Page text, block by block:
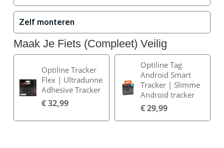
Zelf monteren
Maak Je Fiets (Compleet) Veilig
Optiline Tracker
Flex | Ultradunne
Adhesive Tracker
€32,99
Optiline Tag
Android Smart
Tracker | Slimme
Android tracker
€29,99